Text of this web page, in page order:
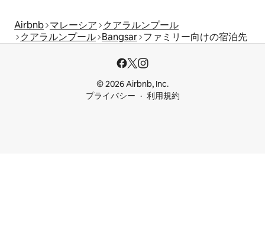
Airbnb マレーシア
クアラルンプール
クアラルンプール Bangsar ファミリー向けの宿泊先
© 2026 Airbnb, Inc.
プライバシー
利用規約